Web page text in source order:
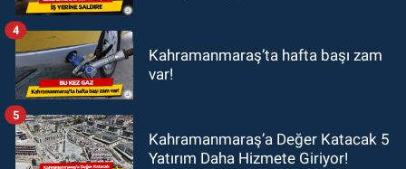
Kahramanmaraş’ta hafta başı zam
var!
4
Kahramanmaraş’a Değer Katacak 5
Yatırım Daha Hizmete Giriyor!
5